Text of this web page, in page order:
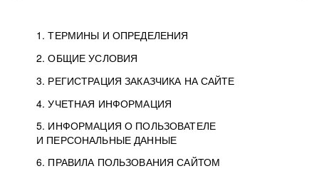
1. ТЕРМИНЫ И ОПРЕДЕЛЕНИЯ
2. ОБЩИЕ УСЛОВИЯ
3. РЕГИСТРАЦИЯ ЗАКАЗЧИКА НА САЙТЕ
4. УЧЕТНАЯ ИНФОРМАЦИЯ
5. ИНФОРМАЦИЯ О ПОЛЬЗОВАТЕЛЕ
И ПЕРСОНАЛЬНЫЕ ДАННЫЕ
6. ПРАВИЛА ПОЛЬЗОВАНИЯ САЙТОМ